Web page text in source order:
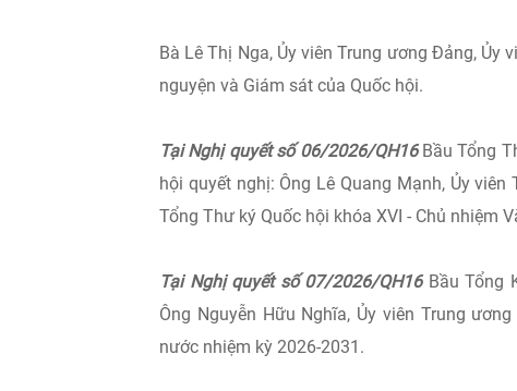
Bà Lê Thị Nga, Ủy viên Trung ương Đảng, Ủy
nguyện và Giám sát của Quốc hội.
Tại Nghị quyết số 06/2026/QH16 Bầu Tổng
hội quyết nghị: Ông Lê Quang Mạnh, Ủy
Tổng Thư ký Quốc hội khóa XVI - Chủ nhiệm
Tại Nghị quyết số 07/2026/QH16Bầu Tổng
Ông Nguyễn Hữu Nghĩa, Ủy viên Trung
nước nhiệm kỳ 2026-2031.